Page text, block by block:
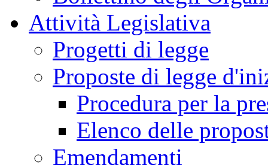
Attività Legislativa
Progetti di legge
Proposte di legge
Procedura per la
Elenco delle
Emendamenti